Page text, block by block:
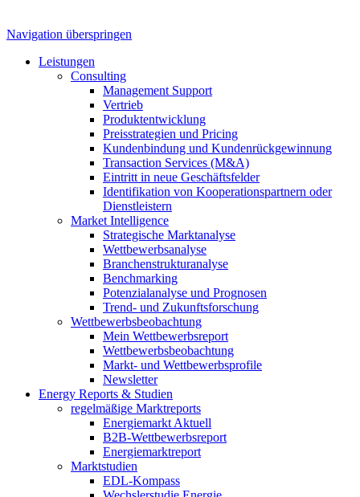
Navigation überspringen
Leistungen
Consulting
Management Support
Vertrieb
Produktentwicklung
Preisstrategien und Pricing
Kundenbindung und Kundenrückgewinnung
Transaction Services (M&A)
Eintritt in neue Geschäftsfelder
Identifikation von Kooperationspartnern oder
Dienstleistern
Market Intelligence
Strategische Marktanalyse
Wettbewerbsanalyse
Branchenstrukturanalyse
Benchmarking
Potenzialanalyse und Prognosen
Trend- und Zukunftsforschung
Wettbewerbs­beobachtung
Mein Wettbewerbsreport
Wettbewerbsbeobachtung
Markt- und Wettbewerbsprofile
Newsletter
Energy Reports & Studien
regelmäßige Marktreports
Energiemarkt Aktuell
B2B-Wettbewerbsreport
Energiemarktreport
Marktstudien
EDL-Kompass